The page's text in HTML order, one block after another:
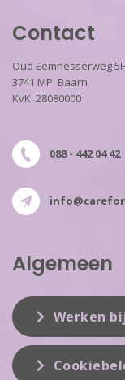
Contact
Oud Eemnesserweg
3741 MP Baarn
KvK. 28080000
088 - 442 04 42
Algemeen
Werken